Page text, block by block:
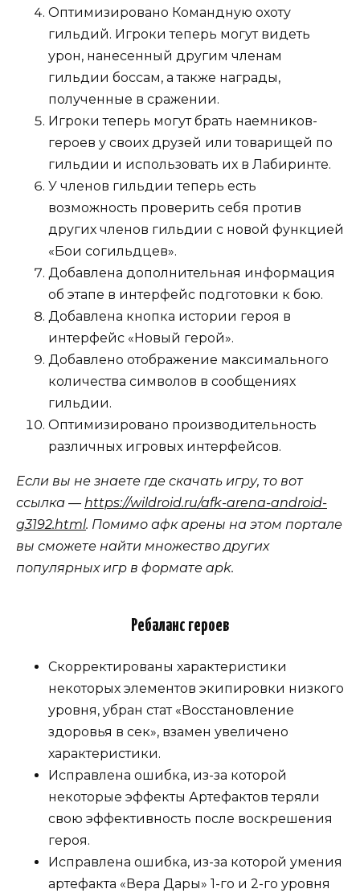
Оптимизировано Командную охоту
гильдий. Игроки теперь могут видеть
урон, нанесенный другим членам
гильдии боссам, а также награды,
полученные в сражении.
Игроки теперь могут брать наемников-
героев у своих друзей или товарищей по
гильдии и использовать их в Лабиринте.
У членов гильдии теперь есть
возможность проверить себя против
других членов гильдии с новой функцией
«Бои согильдцев».
Добавлена ​​дополнительная информация
об этапе в интерфейс подготовки к бою.
Добавлена ​​кнопка истории героя в
интерфейс «Новый герой».
Добавлено отображение максимального
количества символов в сообщениях
гильдии.
Оптимизировано производительность
различных игровых интерфейсов.
Если вы не знаете где скачать игру, то вот
ссылка — https://wildroid.ru/afk-arena-android-
g3192.html. Помимо афк арены на этом портале
вы сможете найти множество других
популярных игр в формате apk.
Ребаланс героев
Скорректированы характеристики
некоторых элементов экипировки низкого
уровня, убран стат «Восстановление
здоровья в сек», взамен увеличено
характеристики.
Исправлена ​​ошибка, из-за которой
некоторые эффекты Артефактов теряли
свою эффективность после воскрешения
героя.
Исправлена ​​ошибка, из-за которой умения
артефакта «Вера Дары» 1-го и 2-го уровня